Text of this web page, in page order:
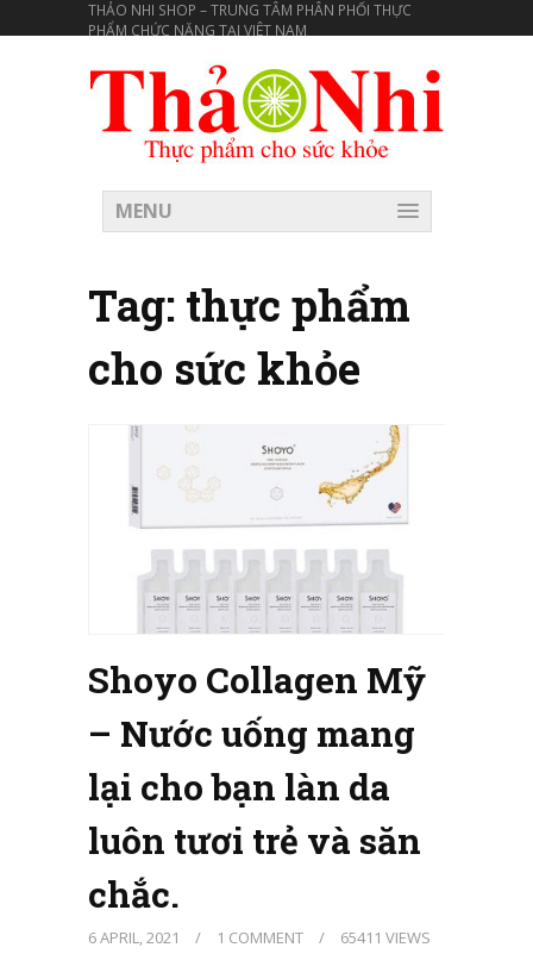
THẢO NHI SHOP – TRUNG TÂM PHÂN PHỐI THỰC
PHẨM CHỨC NĂNG TẠI VIÊT NAM
MENU
Tag: thực phẩm
cho sức khỏe
Shoyo Collagen Mỹ
– Nước uống mang
lại cho bạn làn da
luôn tươi trẻ và săn
chắc.
6 APRIL, 2021 / 1 COMMENT /
65411 VIEWS